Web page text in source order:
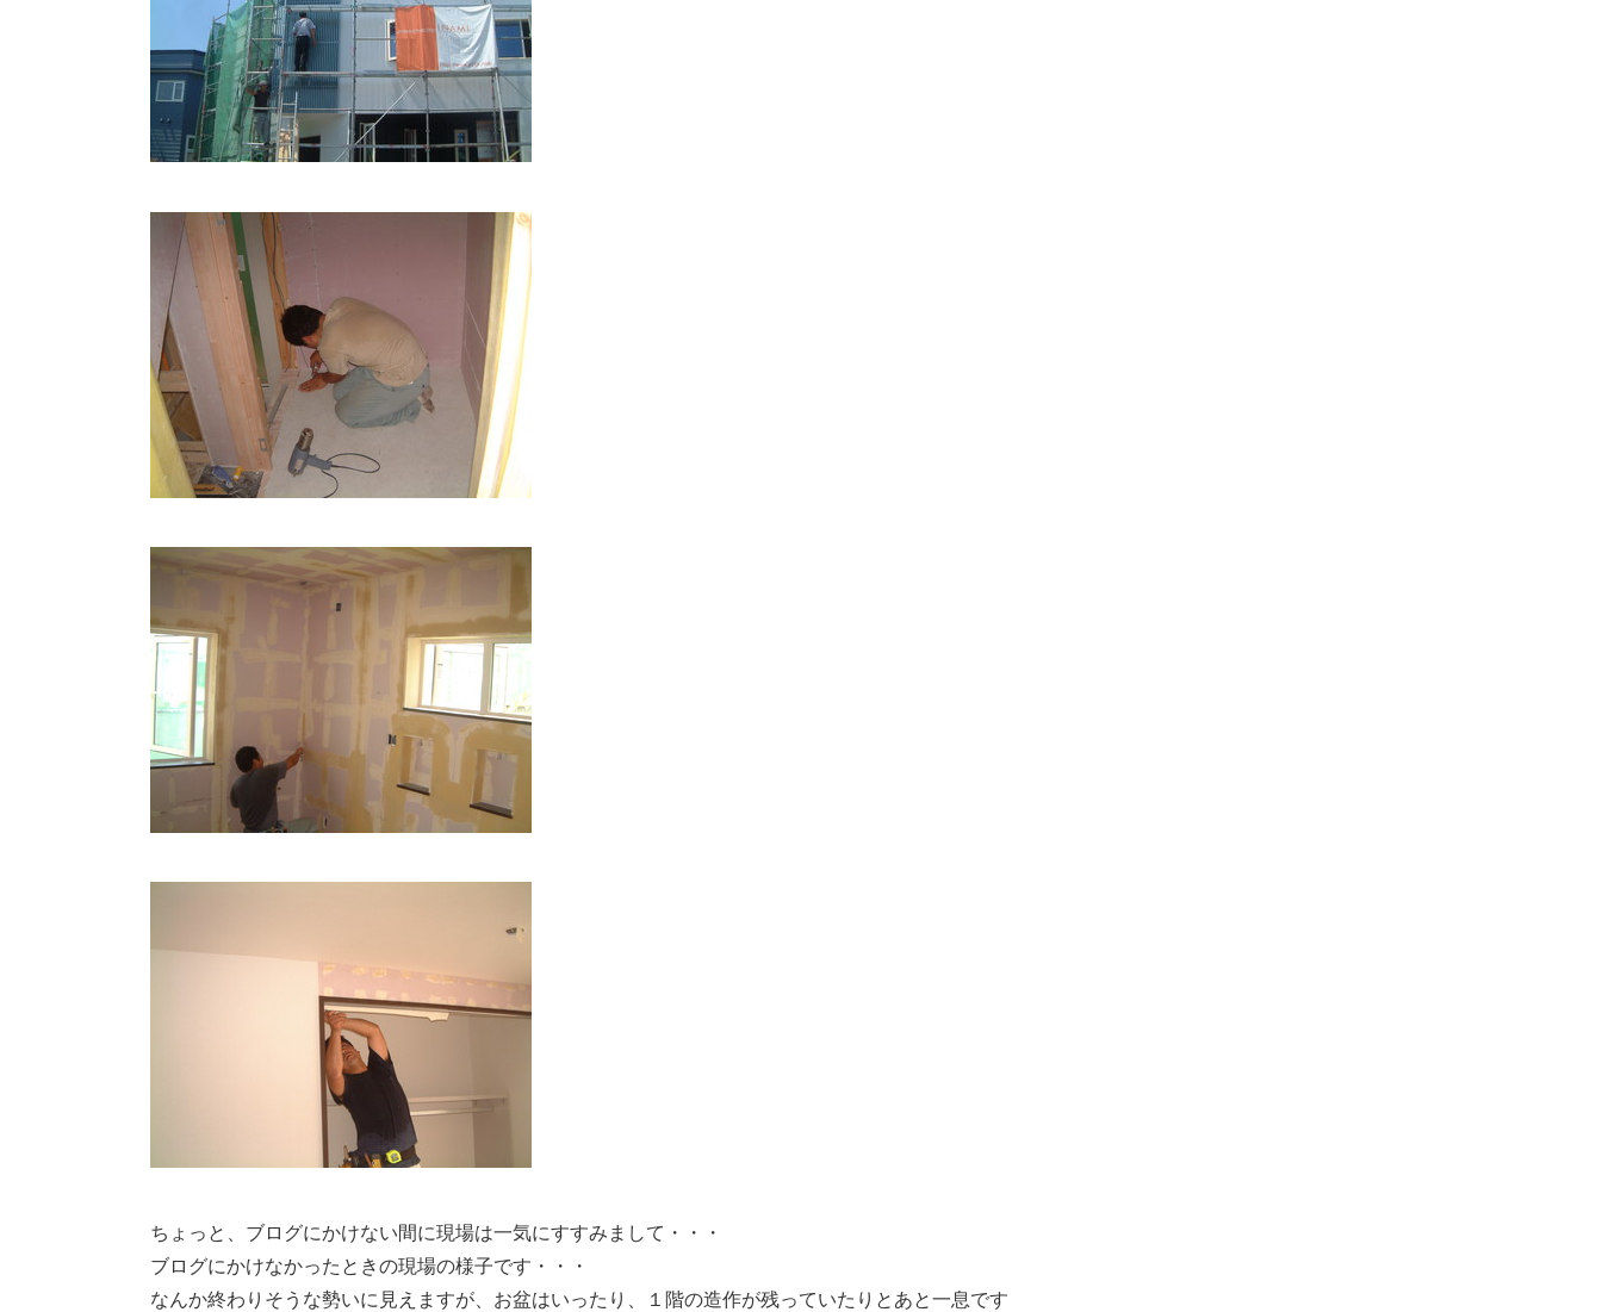
ちょっと、ブログにかけない間に現場は一気にすすみまして・・・
ブログにかけなかったときの現場の様子です・・・
なんか終わりそうな勢いに見えますが、お盆はいったり、１階の造作が残っていたりとあと一息です